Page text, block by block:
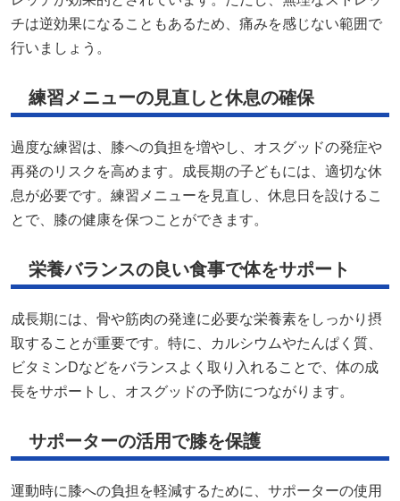
チは逆効果になることもあるため、痛みを感じない範囲で
行いましょう。​
練習メニューの見直しと休息の確保
過度な練習は、膝への負担を増やし、オスグッドの発症や
再発のリスクを高めます。​成長期の子どもには、適切な休
息が必要です。​練習メニューを見直し、休息日を設けるこ
とで、膝の健康を保つことができます。​
栄養バランスの良い食事で体をサポート
成長期には、骨や筋肉の発達に必要な栄養素をしっかり摂
取することが重要です。​特に、カルシウムやたんぱく質、
ビタミンDなどをバランスよく取り入れることで、体の成
長をサポートし、オスグッドの予防につながります。​
サポーターの活用で膝を保護
運動時に膝への負担を軽減するために、サポーターの使用